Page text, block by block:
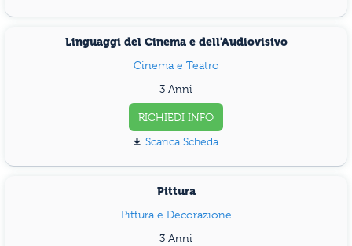
Linguaggi del Cinema e dell'Audiovisivo
Cinema e Teatro
3 Anni
RICHIEDI INFO
Scarica Scheda
Pittura
Pittura e Decorazione
3 Anni